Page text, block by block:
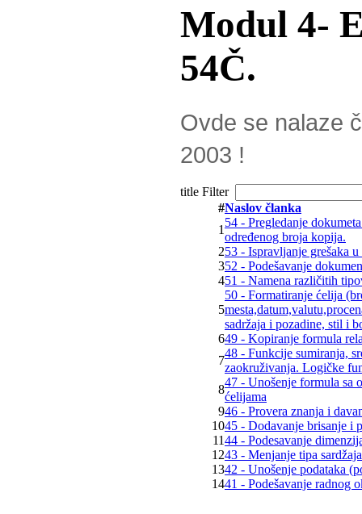
Modul 4-
54Č.
Ovde se nalaze
2003 !
title Filter
#Naslov članka
1
54 - Pregledanje
određenog broja kopija.
253 - Ispravljanje grešaka
352 - Podešavanje
451 - Namena različitih
5
50 - Formatiranje ćelija
sadržaja i pozadine, stil i
649 - Kopiranje formula
7
48 - Funkcije sumiranja,
zaokruživanja. Logičke
8
47 - Unošenje formula sa
ćelijama
946 - Provera znanja i
1045 - Dodavanje brisanje i
1144 - Podesavanje
1243 - Menjanje tipa
1342 - Unošenje podataka
1441 - Podešavanje radnog